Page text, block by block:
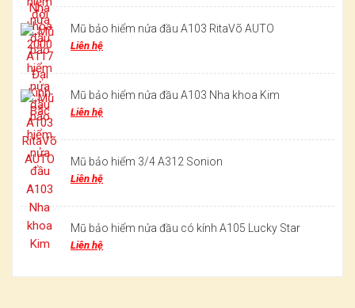
Mũ bảo hiểm nửa đầu A103 RitaVõ AUTO
Liên hệ
Mũ bảo hiểm nửa đầu A103 Nha khoa Kim
Liên hệ
Mũ bảo hiểm 3/4 A312 Sonion
Liên hệ
Mũ bảo hiểm nửa đầu có kính A105 Lucky Star
Liên hệ